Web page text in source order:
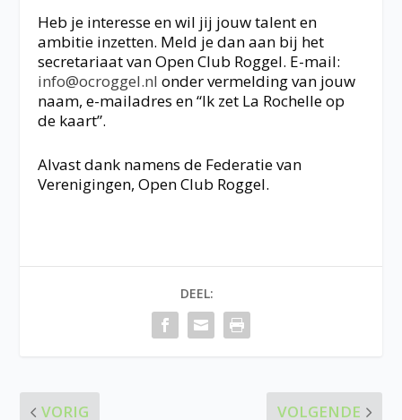
Heb je interesse en wil jij jouw talent en
ambitie inzetten. Meld je dan aan bij het
secretariaat van Open Club Roggel. E-mail:
info@ocroggel.nl onder vermelding van jouw
naam, e-mailadres en “Ik zet La Rochelle op
de kaart”.
Alvast dank namens de Federatie van
Verenigingen, Open Club Roggel.
DEEL:
VORIG VOLGENDE